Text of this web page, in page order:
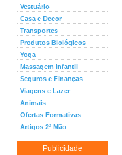
Vestuário
Casa e Decor
Transportes
Produtos Biológicos
Yoga
Massagem Infantil
Seguros e Finanças
Viagens e Lazer
Animais
Ofertas Formativas
Artigos 2ª Mão
Publicidade